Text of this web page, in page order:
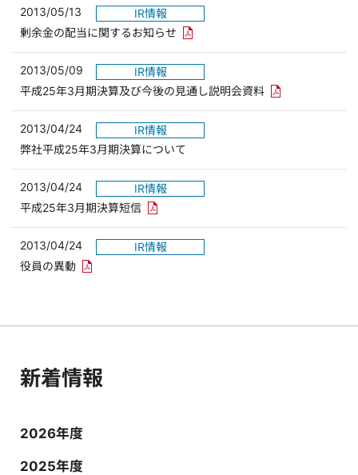
2013/05/13
IR情報
剰余金の配当に関するお知らせ PDFリンクを新しいウィンドウで
2013/05/09
IR情報
平成25年3月期決算及び今後の見通し説明会資料 PDFリンクを新
2013/04/24
IR情報
弊社平成25年3月期決算について
2013/04/24
IR情報
平成25年3月期決算短信 PDFリンクを新しいウィンドウで開きます
2013/04/24
IR情報
役員の異動 PDFリンクを新しいウィンドウで開きます
新着情報
2026年度
2025年度